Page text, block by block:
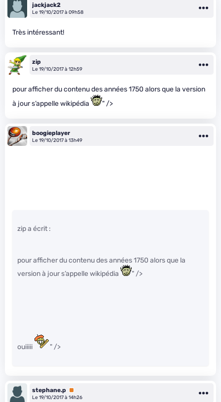
jackjack2
Le 19/10/2017 à 09h58
Très intéressant!
zip
Le 19/10/2017 à 12h59
pour afficher du contenu des années 1750 alors que la version
à jour s’appelle wikipédia
" />
boogieplayer
Le 19/10/2017 à 13h49
zip a écrit :
pour afficher du contenu des années 1750 alors que la
version à jour s’appelle wikipédia
" />
ouiiiii " />
stephane.p
Premium
Le 19/10/2017 à 14h26